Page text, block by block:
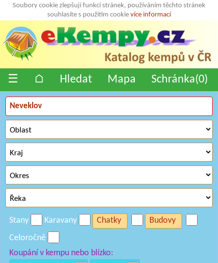
Soubory cookie zlepšují funkci stránek, používáním těchto stránek
souhlasíte s použitím cookie více informací
☰ ⌂ Hledat Mapa Schránka(0)
Stany Karavany Chatky
Budovy
Celoročně
Koupání v kempu nebo blízko: